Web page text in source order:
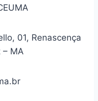
01, Renascença
– MA